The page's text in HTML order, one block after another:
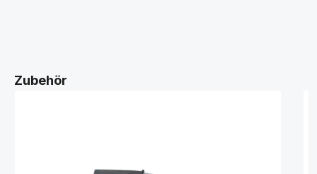
Zubehör